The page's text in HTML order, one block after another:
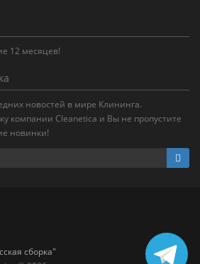
12 месяцев!
новостей в мире Клининга.
компании Cleanetica и Вы не пропустите
новинки!
сборка"